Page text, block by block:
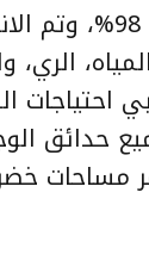
وحققت البنية التحتية
الري،
احتياجات
مساحات